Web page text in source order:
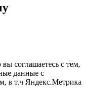
соглашаетесь с тем,
данные с
в т.ч Яндекс.Метрика